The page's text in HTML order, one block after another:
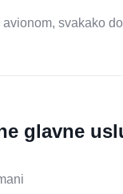
svakako
glavne